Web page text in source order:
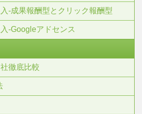
-成果報酬型とクリック報酬型
-Googleアドセンス
徹底比較